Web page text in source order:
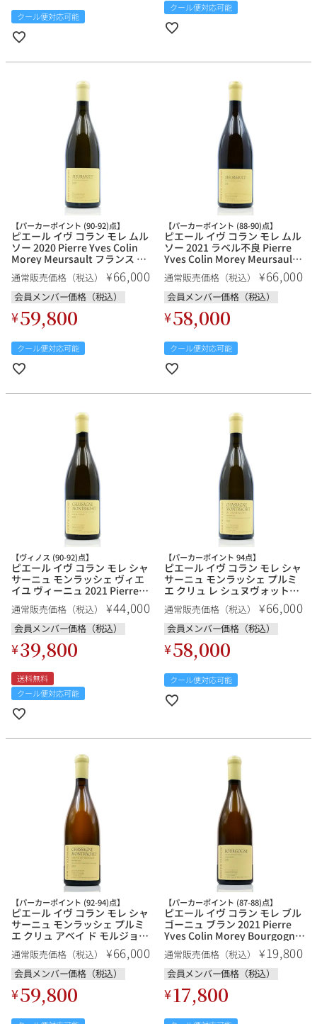
クール便対応可能
クール便対応可能
【パーカーポイント (90-92)点】
ピエール イヴ コラン モレ ムル
ソー 2020 Pierre Yves Colin
Morey Meursault フランス ブ
ルゴーニュ 白ワイン
通常販売価格（税込） ¥66,000
会員メンバー価格（税込）
¥59,800
クール便対応可能
【パーカーポイント (88-90)点】
ピエール イヴ コラン モレ ムル
ソー 2021 ラベル不良 Pierre
Yves Colin Morey Meursault
フランス ブルゴーニュ 白ワイ
ン【ol】
通常販売価格（税込） ¥66,000
会員メンバー価格（税込）
¥58,000
クール便対応可能
【ヴィノス (90-92)点】
ピエール イヴ コラン モレ シャ
サーニュ モンラッシェ ヴィエ
イユ ヴィーニュ 2021 Pierre
Yves Colin Morey Chassagne
Montrachet Vieilles Vignes フ
ランス ブルゴーニュ 白ワイン
通常販売価格（税込） ¥44,000
会員メンバー価格（税込）
¥39,800
送料無料
クール便対応可能
【パーカーポイント 94点】
ピエール イヴ コラン モレ シャ
サーニュ モンラッシェ プルミ
エ クリュ レ シュヌヴォット
2020 ラベル不良 Pierre Yves
Colin Morey Chassagne
Montrachet 1er Cru Les
Chenevottes フランス ブルゴ
ーニュ 白ワイン【ol】
通常販売価格（税込） ¥66,000
会員メンバー価格（税込）
¥58,000
クール便対応可能
【パーカーポイント (92-94)点】
ピエール イヴ コラン モレ シャ
サーニュ モンラッシェ プルミ
エ クリュ アベイ ド モルジョ
2020 Pierre Yves Colin Morey
Chassagne Montrachet 1er
Cru Abbaye de Morgeot フラ
ンス ブルゴーニュ 白ワイン
通常販売価格（税込） ¥66,000
会員メンバー価格（税込）
¥59,800
【パーカーポイント (87-88)点】
ピエール イヴ コラン モレ ブル
ゴーニュ ブラン 2021 Pierre
Yves Colin Morey Bourgogne
Blanc フランス ブルゴーニュ 白
ワイン
通常販売価格（税込） ¥19,800
会員メンバー価格（税込）
¥17,800